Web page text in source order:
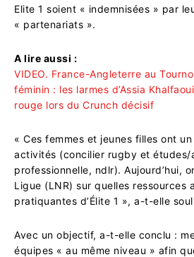
Elite 1 soient « indemnisées » par
« partenariats ».
A lire aussi :
VIDEO. France-Angleterre au
féminin : les larmes d’Assia
rouge lors du Crunch décisif
« Ces femmes et jeunes filles ont
activités (concilier rugby et études/
professionnelle, ndlr). Aujourd’hui,
Ligue (LNR) sur quelles ressources
pratiquantes d’Élite 1 », a-t-elle
Avec un objectif, a-t-elle conclu :
équipes « au même niveau » afin